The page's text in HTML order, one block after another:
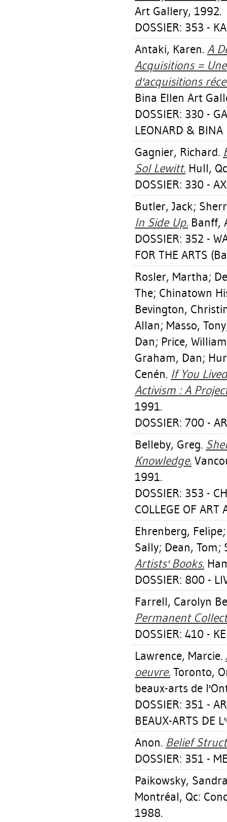
Art Gallery, 1992.
DOSSIER: 353 -
Antaki, Karen. A
Acquisitions =
d'acquisitions
Bina Ellen Art
DOSSIER: 330 -
LEONARD & BINA
Gagnier, Richard.
Sol Lewitt. Hull,
DOSSIER: 330 -
Butler, Jack;
In Side Up. Banff,
DOSSIER: 352 -
FOR THE ARTS
Rosler, Martha;
The; Chinatown
Bevington,
Allan; Masso, Tony
Dan; Price, William
Graham, Dan;
Cenén. If You
Activism : A
1991.
DOSSIER: 700 -
Belleby, Greg.
Knowledge.
1991.
DOSSIER: 353 -
COLLEGE OF
Ehrenberg, Felipe
Sally; Dean, Tom;
Artists' Books.
DOSSIER: 800 -
Farrell, Carolyn
Permanent
DOSSIER: 410 -
Lawrence, Marcie.
oeuvre. Toronto,
beaux-arts de
DOSSIER: 351 -
BEAUX-ARTS DE
Anon. Belief
DOSSIER: 351 -
Paikowsky,
Montréal, Qc:
1988.